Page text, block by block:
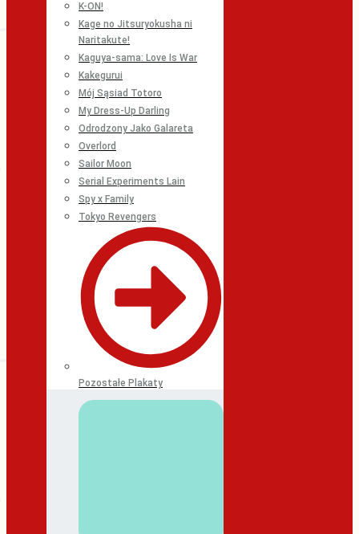
K-ON!
Kage no Jitsuryokusha ni
Naritakute!
Kaguya-sama: Love Is War
Kakegurui
Mój Sąsiad Totoro
My Dress-Up Darling
Odrodzony Jako Galareta
Overlord
Sailor Moon
Serial Experiments Lain
Spy x Family
Tokyo Revengers
Pozostałe Plakaty